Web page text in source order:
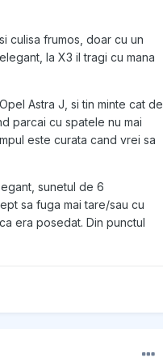
culisa frumos, doar cu un
la X3 il tragi cu mana
Astra J, si tin minte cat de
parcai cu spatele nu mai
este curata cand vrei sa
sunetul de 6
sa fuga mai tare/sau cu
era posedat. Din punctul